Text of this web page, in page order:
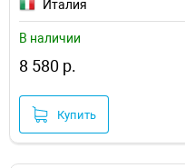
Италия
В наличии
8 580 р.
Купить